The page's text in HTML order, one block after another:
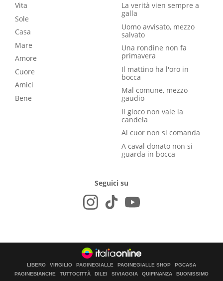
Vita
Sole
Casa
Mare
Amore
Cuore
Amici
Bene
La verità vien sempre a
galla
Uomo avvisato, mezzo
salvato
Una rondine non fa
primavera
Il mattino ha l'oro in
bocca
Mal comune, mezzo
gaudio
Il gioco non vale la
candela
Al cuor non si comanda
A caval donato non si
guarda in bocca
Seguici su
LIBERO VIRGILIO PAGINEGIALLE PAGINEGIALLE SHOP
PGCASA
PAGINEBIANCHE
TUTTOCITTÀ DILEI SIVIAGGIA QUIFINANZA
BUONISSIMO